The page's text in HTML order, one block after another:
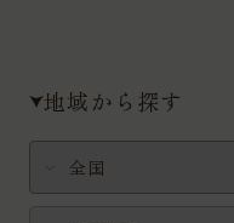
地域から探す